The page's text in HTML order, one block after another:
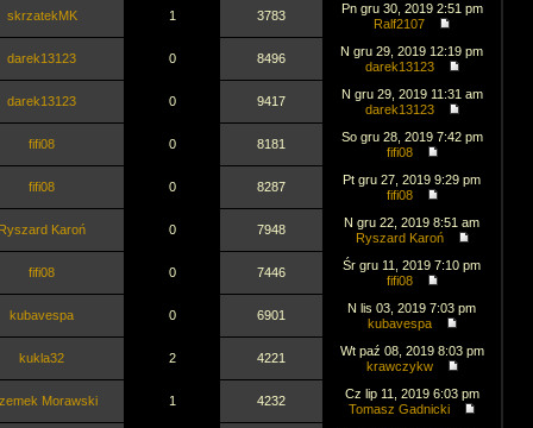
skrzatekMK 1 3783
Pn gru 30, 2019 2:51 pm
Ralf2107
darek13123 0 8496
N gru 29, 2019 12:19 pm
darek13123
darek13123 0 9417
N gru 29, 2019 11:31 am
darek13123
fifi08 0 8181
So gru 28, 2019 7:42 pm
fifi08
fifi08 0 8287
Pt gru 27, 2019 9:29 pm
fifi08
Karoń 0 7948
N gru 22, 2019 8:51 am
Ryszard Karoń
fifi08 0 7446
Śr gru 11, 2019 7:10 pm
fifi08
kubavespa 0 6901
N lis 03, 2019 7:03 pm
kubavespa
kukla32 2 4221
Wt paź 08, 2019 8:03 pm
krawczykw
Morawski 1 4232
Cz lip 11, 2019 6:03 pm
Tomasz Gadnicki